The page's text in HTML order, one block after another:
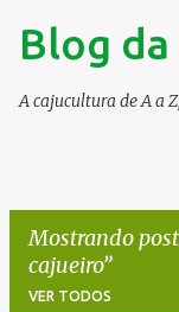
Blog
A cajucultura de A a
Mostrando
cajueiro
VER TODOS